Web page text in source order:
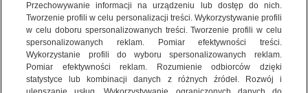
KONTAKT24|NAJNOWSZE
Firma upadła, kierowcy nie mogą wrócić
8 GRUDNIA 2010 19:50
WIĘCEJ
KANAŁY
Przechowywanie informacji na urządzeniu lub dostęp do nich.
Tworzenie profili w celu personalizacji treści. Wykorzystywanie profili
w celu doboru spersonalizowanych treści. Tworzenie profili w celu
spersonalizowanych reklam. Pomiar efektywności treści.
Wykorzystanie profili do wyboru spersonalizowanych reklam.
Pomiar efektywności reklam. Rozumienie odbiorców dzięki
statystyce lub kombinacji danych z różnych źródeł. Rozwój i